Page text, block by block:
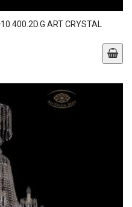
ART CRYSTAL